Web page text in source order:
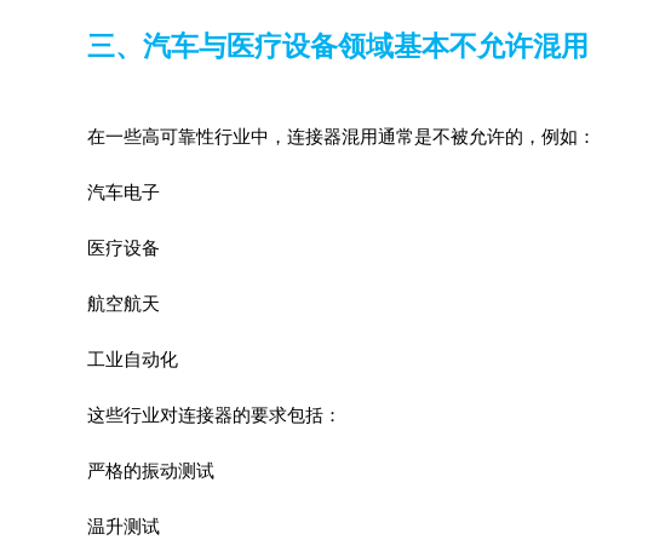
三、汽车与医疗设备领域基本不允许混用
在一些高可靠性行业中，连接器混用通常是不被允许的，例如：
汽车电子
医疗设备
航空航天
工业自动化
这些行业对连接器的要求包括：
严格的振动测试
温升测试